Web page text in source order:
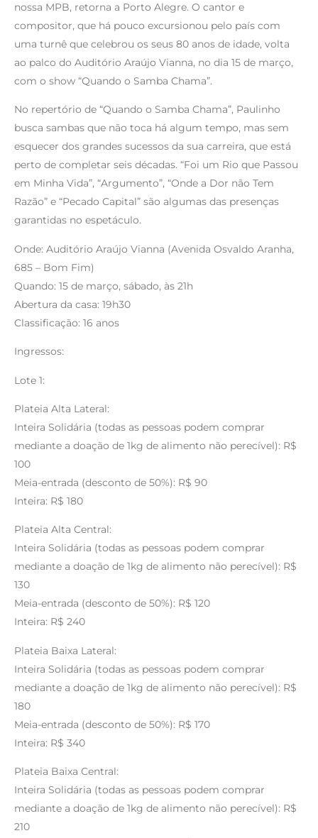
nossa MPB, retorna a Porto Alegre. O cantor e
compositor, que há pouco excursionou pelo país com
uma turnê que celebrou os seus 80 anos de idade, volta
ao palco do Auditório Araújo Vianna, no dia 15 de março,
com o show “Quando o Samba Chama”.
No repertório de “Quando o Samba Chama”, Paulinho
busca sambas que não toca há algum tempo, mas sem
esquecer dos grandes sucessos da sua carreira, que está
perto de completar seis décadas. “Foi um Rio que Passou
em Minha Vida”, “Argumento”, “Onde a Dor não Tem
Razão” e “Pecado Capital” são algumas das presenças
garantidas no espetáculo.
Onde: Auditório Araújo Vianna (Avenida Osvaldo Aranha,
685 – Bom Fim)
Quando: 15 de março, sábado, às 21h
Abertura da casa: 19h30
Classificação: 16 anos
Ingressos:
Lote 1:
Plateia Alta Lateral:
Inteira Solidária (todas as pessoas podem comprar
mediante a doação de 1kg de alimento não perecível): R$
100
Meia-entrada (desconto de 50%): R$ 90
Inteira: R$ 180
Plateia Alta Central:
Inteira Solidária (todas as pessoas podem comprar
mediante a doação de 1kg de alimento não perecível): R$
130
Meia-entrada (desconto de 50%): R$ 120
Inteira: R$ 240
Plateia Baixa Lateral:
Inteira Solidária (todas as pessoas podem comprar
mediante a doação de 1kg de alimento não perecível): R$
180
Meia-entrada (desconto de 50%): R$ 170
Inteira: R$ 340
Plateia Baixa Central:
Inteira Solidária (todas as pessoas podem comprar
mediante a doação de 1kg de alimento não perecível): R$
210